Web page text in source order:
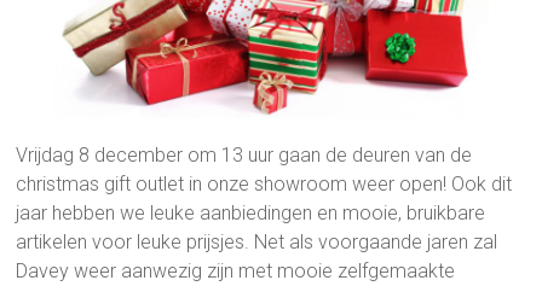
Vrijdag 8 december om 13 uur gaan de deuren van de
christmas gift outlet in onze showroom weer open! Ook dit
jaar hebben we leuke aanbiedingen en mooie, bruikbare
artikelen voor leuke prijsjes. Net als voorgaande jaren zal
Davey weer aanwezig zijn met mooie zelfgemaakte